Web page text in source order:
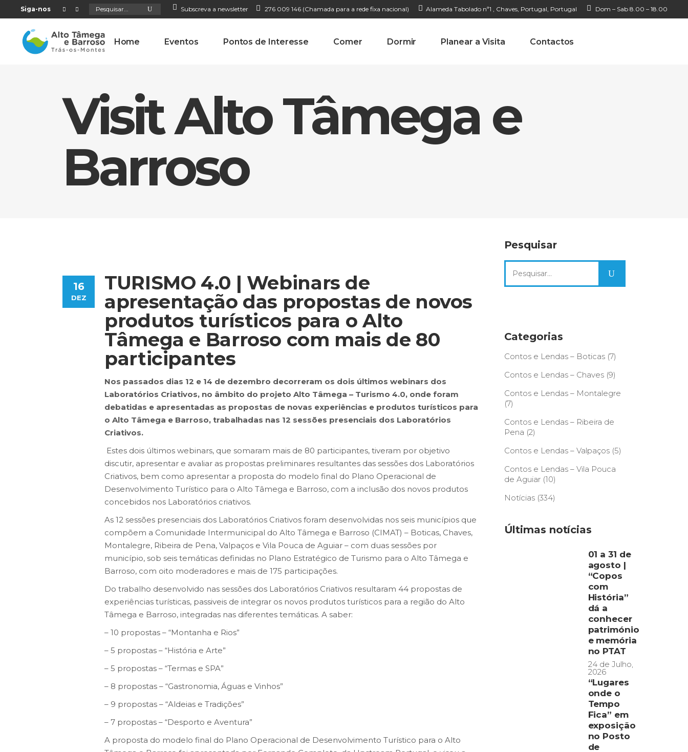
Siga-nos Search
for: Subscreva a newsletter 276 009 146 (Chamada para a rede fixa nacional) Alameda Tabolado nª1 , Chaves, Portugal, Portugal Dom – Sab 8.00 – 18.00
Home Eventos Pontos de Interesse Comer Dormir Planear a Visita Contactos
Visit Alto Tâmega e
Barroso
16
DEZ
TURISMO 4.0 | Webinars de
apresentação das propostas de novos
produtos turísticos para o Alto
Tâmega e Barroso com mais de 80
participantes
Nos passados dias 12 e 14 de dezembro decorreram os dois últimos webinars dos
Laboratórios Criativos, no âmbito do projeto Alto Tâmega – Turismo 4.0, onde foram
debatidas e apresentadas as propostas de novas experiências e produtos turísticos para
o Alto Tâmega e Barroso, trabalhadas nas 12 sessões presenciais dos Laboratórios
Criativos.
Estes dois últimos webinars, que somaram mais de 80 participantes, tiveram por objetivo
discutir, apresentar e avaliar as propostas preliminares resultantes das sessões dos Laboratórios
Criativos, bem como apresentar a proposta do modelo final do Plano Operacional de
Desenvolvimento Turístico para o Alto Tâmega e Barroso, com a inclusão dos novos produtos
concebidos nos Laboratórios criativos.
As 12 sessões presenciais dos Laboratórios Criativos foram desenvolvidas nos seis municípios que
compõem a Comunidade Intermunicipal do Alto Tâmega e Barroso (CIMAT) – Boticas, Chaves,
Montalegre, Ribeira de Pena, Valpaços e Vila Pouca de Aguiar – com duas sessões por
município, sob seis temáticas definidas no Plano Estratégico de Turismo para o Alto Tâmega e
Barroso, com oito moderadores e mais de 175 participações.
Do trabalho desenvolvido nas sessões dos Laboratórios Criativos resultaram 44 propostas de
experiências turísticas, passiveis de integrar os novos produtos turísticos para a região do Alto
Tâmega e Barroso, integradas nas diferentes temáticas. A saber:
– 10 propostas – “Montanha e Rios”
– 5 propostas – “História e Arte”
– 5 propostas – “Termas e SPA”
– 8 propostas – “Gastronomia, Águas e Vinhos”
– 9 propostas – “Aldeias e Tradições”
– 7 propostas – “Desporto e Aventura”
A proposta do modelo final do Plano Operacional de Desenvolvimento Turístico para o Alto
Pesquisar
for:
Categorias
Contos e Lendas – Boticas(7)
Contos e Lendas – Chaves(9)
Contos e Lendas – Montalegre
(7)
Contos e Lendas – Ribeira de
Pena (2)
Contos e Lendas – Valpaços(5)
Contos e Lendas – Vila Pouca
de Aguiar(10)
Notícias(334)
Últimas notícias
01 a 31 de
agosto |
“Copos
com
História”
dá a
conhecer
património
e memória
no PTAT
24 de Julho,
2026
“Lugares
onde o
Tempo
Fica” em
exposição
no Posto
de